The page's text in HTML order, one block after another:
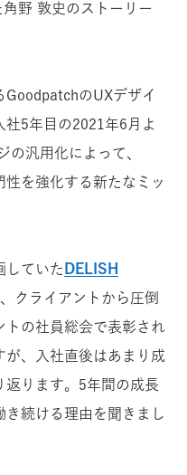
野 敦史のストーリー
GoodpatchのUXデザイ
5年目の2021年6月よ
の汎用化によって、
を強化する新たなミッ
していた DELISH
クライアントから圧倒
トの社員総会で表彰され
が、入社直後はあまり成
返ります。5年間の成長
続ける理由を聞きまし